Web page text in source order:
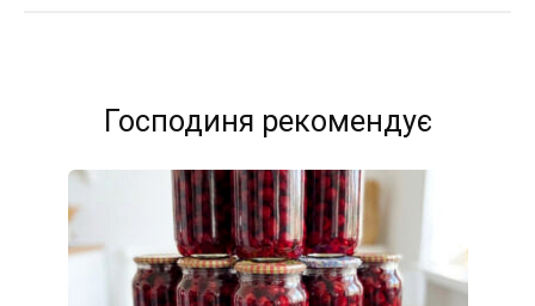
Господиня рекомендує